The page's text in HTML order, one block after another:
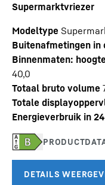
Supermarktvriezer
Modeltype
Buitenafmetingen in
Binnenmaten:
40,0
Totaal bruto volume
Totale
Energieverbruik in